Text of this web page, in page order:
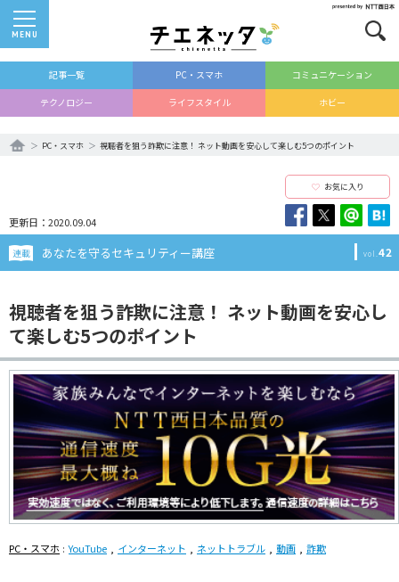
記事一覧 PC・スマホ コミュニケーション
テクノロジー ライフスタイル ホビー
MENU
PC・スマホ 視聴者を狙う詐欺に注意！ ネット動画を安心して楽しむ5つのポイント
更新日：2020.09.04
お気に入り
連載 あなたを守るセキュリティー講座 vol.42
視聴者を狙う詐欺に注意！ ネット動画を安心し
て楽しむ5つのポイント
PC・スマホ YouTube インターネット ネットトラブル 動画 詐欺